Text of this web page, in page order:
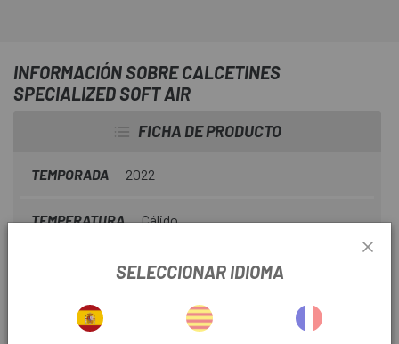
INFORMACIÓN SOBRE CALCETINES
SPECIALIZED SOFT AIR
FICHA DE PRODUCTO
TEMPORADA 2022
TEMPERATURA Cálido
Carretera
TIPO PRENDA
SELECCIONAR IDIOMA